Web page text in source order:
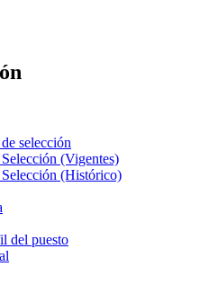
selección
(Vigentes)
Selección (Histórico)
del puesto